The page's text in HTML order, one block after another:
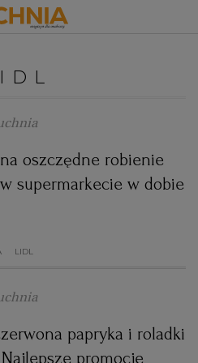
ŚWIATA
WŁOSKA
BRYTYJSKA
JAPOŃSKA
DIETA
DIETA
się
oszczędne robienie
supermarkecie w dobie
LIDL
papryka i roladki
Najlepsze promocje